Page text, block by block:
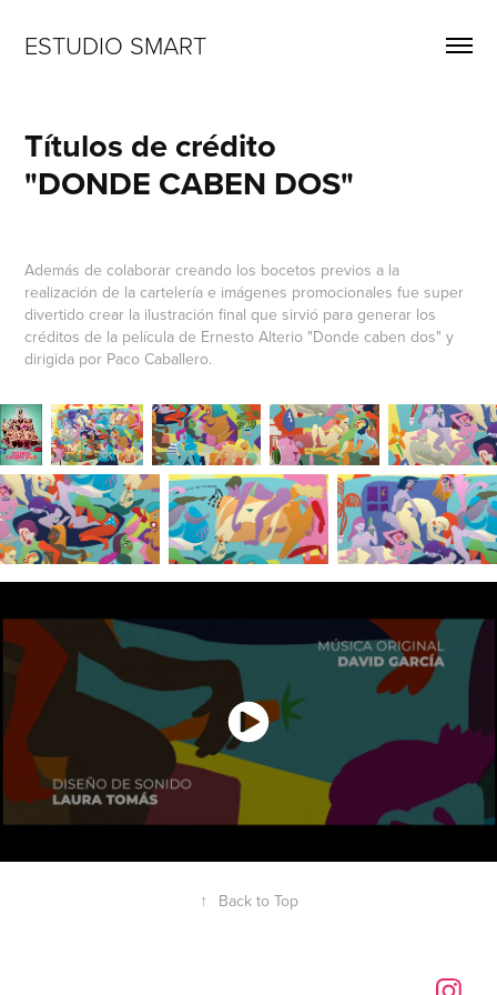
ESTUDIO SMART
Títulos de crédito
"DONDE CABEN DOS"
Además de colaborar creando los bocetos previos a la
realización de la cartelería e imágenes promocionales fue super
divertido crear la ilustración final que sirvió para generar los
créditos de la película de Ernesto Alterio "Donde caben dos" y
dirigida por Paco Caballero.
↑ Back to Top